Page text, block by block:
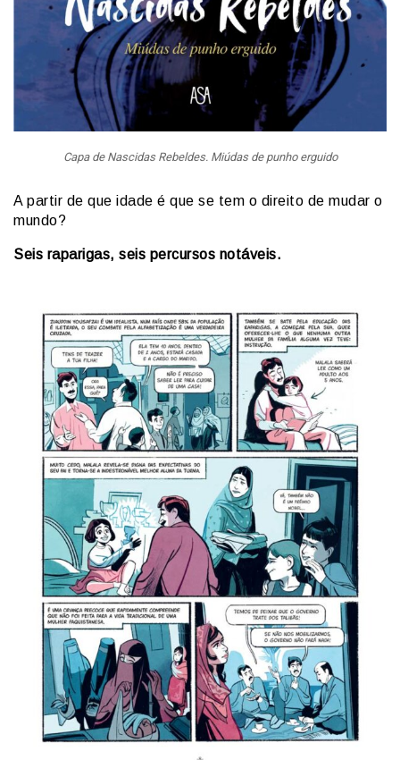
Capa de Nascidas Rebeldes. Miúdas de punho erguido
A partir de que idade é que se tem o direito de mudar o
mundo?
Seis raparigas, seis percursos notáveis.